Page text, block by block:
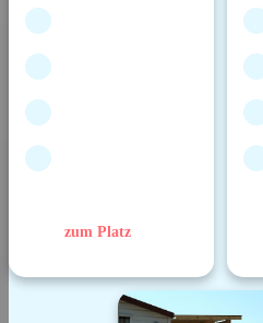
zum Platz